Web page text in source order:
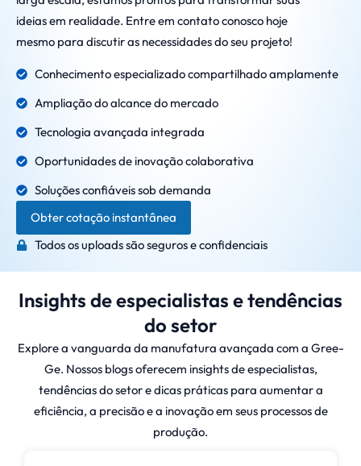
ideias em realidade. Entre em contato conosco hoje
mesmo para discutir as necessidades do seu projeto!
Conhecimento especializado compartilhado amplamente
Ampliação do alcance do mercado
Tecnologia avançada integrada
Oportunidades de inovação colaborativa
Soluções confiáveis sob demanda
Obter cotação instantânea
Todos os uploads são seguros e confidenciais
Insights de especialistas e tendências
do setor
Explore a vanguarda da manufatura avançada com a Gree-
Ge. Nossos blogs oferecem insights de especialistas,
tendências do setor e dicas práticas para aumentar a
eficiência, a precisão e a inovação em seus processos de
produção.